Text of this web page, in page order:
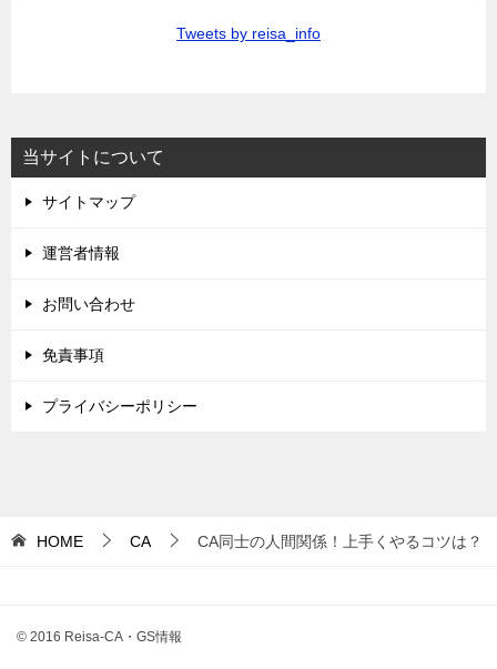
Tweets by reisa_info
当サイトについて
サイトマップ
運営者情報
お問い合わせ
免責事項
プライバシーポリシー
HOME CA CA同士の人間関係！上手くやるコツは？
© 2016 Reisa-CA・GS情報